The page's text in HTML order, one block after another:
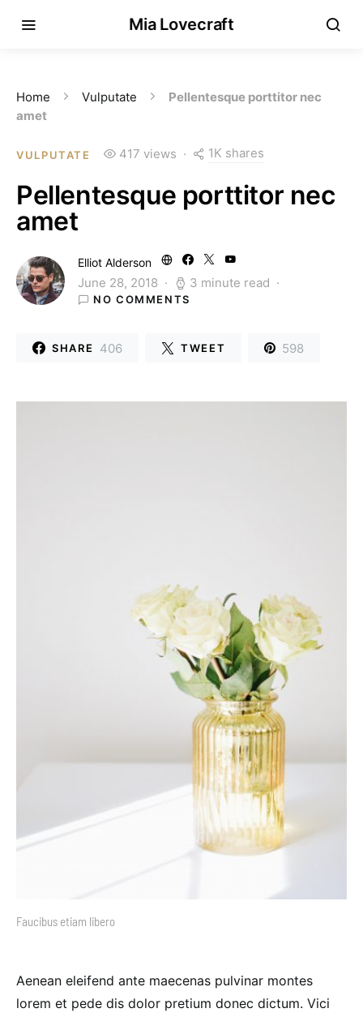
Mia Lovecraft
Home Vulputate
Pellentesque porttitor nec
amet
VULPUTATE 417 views 1K shares
Pellentesque porttitor nec
amet
Elliot Alderson
June 28, 2018 3 minute read
NO COMMENTS
SHARE 406 TWEET 598
Faucibus etiam libero
Aenean eleifend ante maecenas pulvinar montes
lorem et pede dis dolor pretium donec dictum. Vici